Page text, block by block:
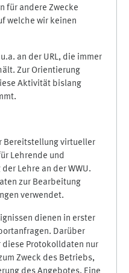
für andere Zwecke
welche wir keinen
an der URL, die immer
Zur Orientierung
Aktivität bislang
Bereitstellung virtueller
Lehrende und
Lehre an der WWU.
zur Bearbeitung
verwendet.
dienen in erster
Darüber
Protokolldaten nur
Zweck des Betriebs,